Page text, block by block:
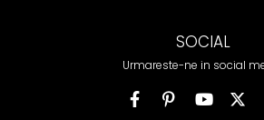
SOCIAL
Urmareste-ne in social